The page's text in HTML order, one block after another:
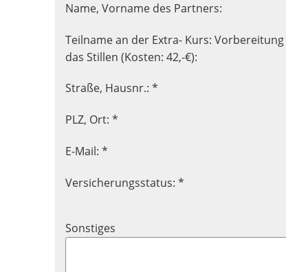
Name, Vorname des Partners:
Teilname an der Extra- Kurs:
das Stillen (Kosten: 42,-€):
Straße, Hausnr.: *
PLZ, Ort: *
E-Mail: *
Versicherungsstatus: *
Sonstiges